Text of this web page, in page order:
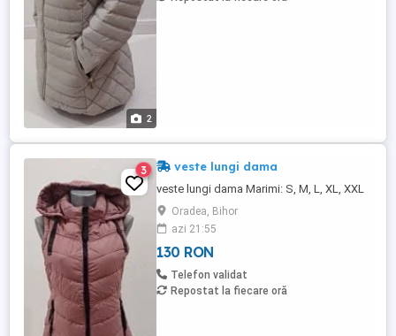
2
3 veste lungi dama
veste lungi dama Marimi: S, M, L, XL, XXL
Oradea, Bihor
azi 21:55
130 RON
Telefon validat
Repostat la fiecare oră